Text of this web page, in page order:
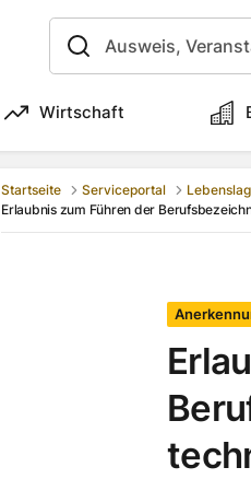
Wirtschaft
Startseite Serviceportal
Erlaubnis zum Führen der